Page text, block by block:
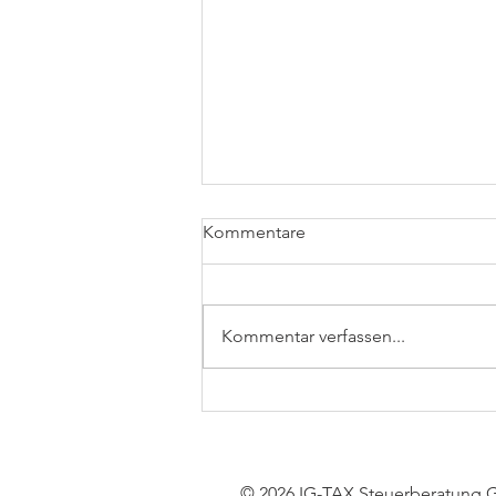
Kommentare
Kommentar verfassen...